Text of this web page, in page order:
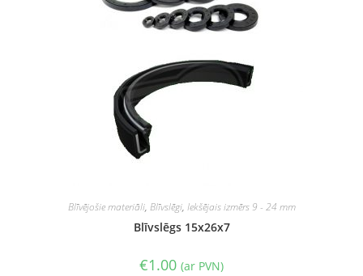
Blīvējošie materiāli, Blīvslēgi, Iekšējais izmērs 9 - 24 mm
Blīvslēgs 15x26x7
€1.00 (ar PVN)